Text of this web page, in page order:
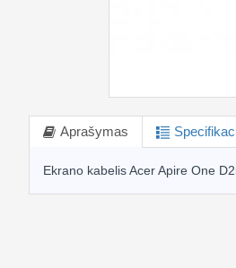
Aprašymas
Ekrano kabelis Acer Apire One